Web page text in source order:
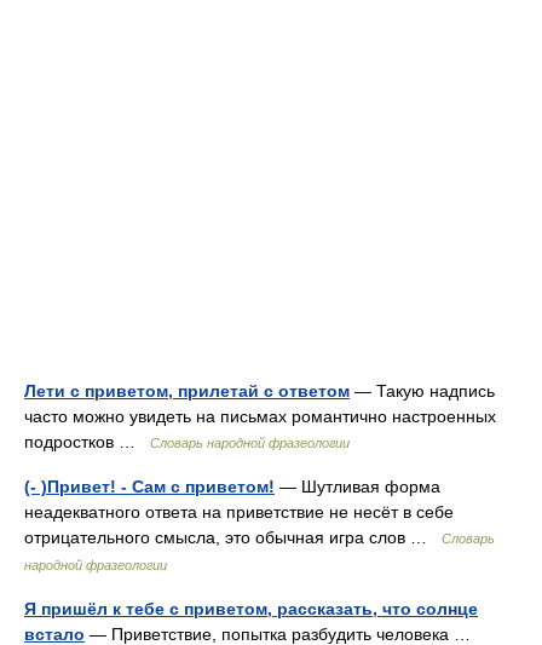
Лети с приветом, прилетай с ответом — Такую надпись
часто можно увидеть на письмах романтично настроенных
подростков …
Словарь народной фразеологии
(- )Привет! - Сам с приветом! — Шутливая форма
неадекватного ответа на приветствие не несёт в себе
отрицательного смысла, это обычная игра слов …
Словарь
народной фразеологии
Я пришёл к тебе с приветом, рассказать, что солнце
встало — Приветствие, попытка разбудить человека …